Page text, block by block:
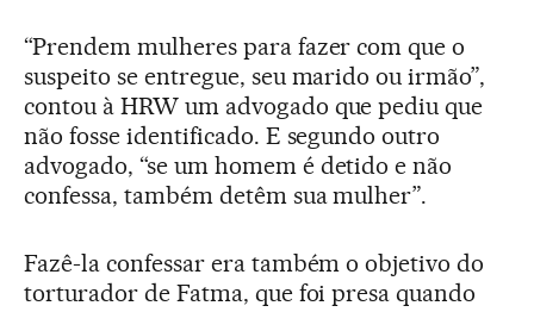
“Prendem mulheres para fazer com que o
suspeito se entregue, seu marido ou irmão”,
contou à HRW um advogado que pediu que
não fosse identificado. E segundo outro
advogado, “se um homem é detido e não
confessa, também detêm sua mulher”.
Fazê-la confessar era também o objetivo do
torturador de Fatma, que foi presa quando